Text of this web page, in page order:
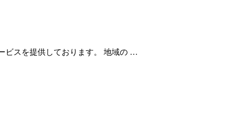
ビスを提供しております。 地域の …